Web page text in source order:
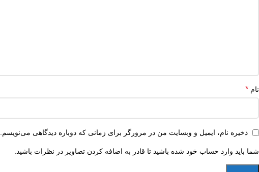
نام *
ذخیره نام، ایمیل و وبسایت من در مرورگر برای زمانی که دوباره دیدگاهی می‌نویسم.
شما باید وارد حساب خود شده باشید تا قادر به اضافه کردن تصاویر در نظرات باشید.